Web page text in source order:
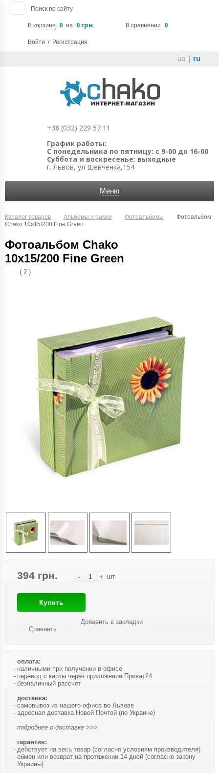
Поиск по сайту
В корзине 0 на 0 грн. В сравнении 0
Войти / Регистрация
ua | ru
+38 (032) 229 57 11
График работы:
С понедельника по пятницу: с 9-00 до 16-00
Суббота и воскресенье: выходные
г. Львов, ул Шевченка,154
Меню
Каталог товаров Альбомы и рамки Фотоальбомы
Фотоальбом
Chako 10x15/200 Fine Green
Фотоальбом Chako
10x15/200 Fine Green
( 2 )
394 грн. - + шт
Купить
Сравнить
Добавить в закладки
оплата:
наличными при получении в офисе
перевод с карты через приложение Приват24
безналичный рассчет
доставка:
самовывоз из нашего офиса во Львове
адресная доставка Новой Почтой (по Украине)
подробнее о доставке >>>
гарантия:
действует на весь товар (согласно условиям производителя)
обмен или возврат на протяжении 14 дней (согласно закону
Украины)